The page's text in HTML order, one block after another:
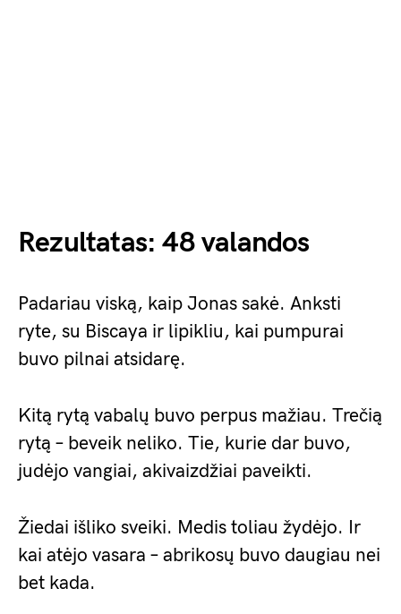
Rezultatas: 48 valandos
Padariau viską, kaip Jonas sakė. Anksti
ryte, su Biscaya ir lipikliu, kai pumpurai
buvo pilnai atsidarę.
Kitą rytą vabalų buvo perpus mažiau. Trečią
rytą – beveik neliko. Tie, kurie dar buvo,
judėjo vangiai, akivaizdžiai paveikti.
Žiedai išliko sveiki. Medis toliau žydėjo. Ir
kai atėjo vasara – abrikosų buvo daugiau nei
bet kada.